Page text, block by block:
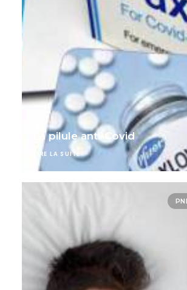
La pilule anti-Covid
LIRE LA SUITE